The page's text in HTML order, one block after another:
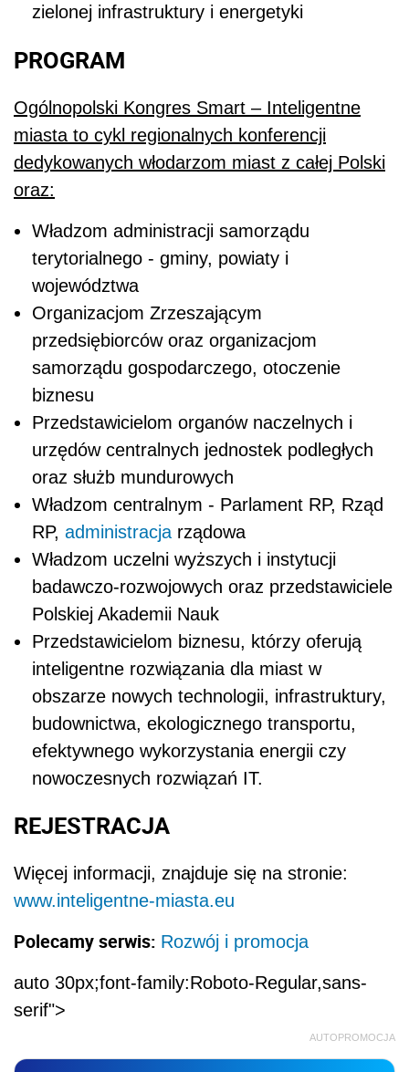
zielonej infrastruktury i energetyki
PROGRAM
Ogólnopolski Kongres Smart – Inteligentne
miasta to cykl regionalnych konferencji
dedykowanych włodarzom miast z całej Polski
oraz:
Władzom administracji samorządu
terytorialnego - gminy, powiaty i
województwa
Organizacjom Zrzeszającym
przedsiębiorców oraz organizacjom
samorządu gospodarczego, otoczenie
biznesu
Przedstawicielom organów naczelnych i
urzędów centralnych jednostek podległych
oraz służb mundurowych
Władzom centralnym - Parlament RP, Rząd
RP, administracja rządowa
Władzom uczelni wyższych i instytucji
badawczo-rozwojowych oraz przedstawiciele
Polskiej Akademii Nauk
Przedstawicielom biznesu, którzy oferują
inteligentne rozwiązania dla miast w
obszarze nowych technologii, infrastruktury,
budownictwa, ekologicznego transportu,
efektywnego wykorzystania energii czy
nowoczesnych rozwiązań IT.
REJESTRACJA
Więcej informacji, znajduje się na stronie:
www.inteligentne-miasta.eu
Polecamy serwis: Rozwój i promocja
auto 30px;font-family:Roboto-Regular,sans-
serif">
AUTOPROMOCJA